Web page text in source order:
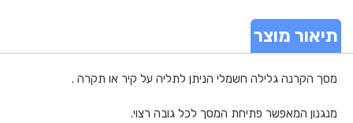
תיאור מוצר
מסך הקרנה גלילה חשמלי הניתן לתליה על קיר או תקרה .
מנגנון המאפשר פתיחת המסך לכל גובה רצוי.